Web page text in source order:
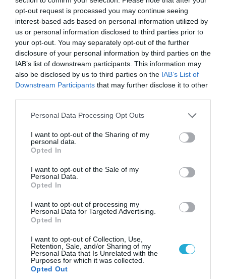
opt-out request is processed you may continue seeing
interest-based ads based on personal information utilized by
us or personal information disclosed to third parties prior to
your opt-out. You may separately opt-out of the further
disclosure of your personal information by third parties on the
IAB’s list of downstream participants. This information may
also be disclosed by us to third parties on the IAB’s List of
Downstream Participants that may further disclose it to other
Please note that this website/app uses one or more Google
not limited to your visit or usage behaviour. You may click to
grant or deny consent to Google and its third-party tags to
use your data for below specified purposes in below Google
consent section.
Personal Data Processing Opt Outs
I want to opt-out of the Sharing of my
personal data.
Opted In
I want to opt-out of the Sale of my
Personal Data.
Opted In
I want to opt-out of processing my
Personal Data for Targeted Advertising.
Opted In
I want to opt-out of Collection, Use,
Retention, Sale, and/or Sharing of my
Personal Data that Is Unrelated with the
Purposes for which it was collected.
Opted Out
09.08.2026 | 17:02
ΣΥΡΙΖΑ για υποκλοπές: «Το (παρα)κράτος της ΝΔ
έχει συνέχεια και συνέπεια»